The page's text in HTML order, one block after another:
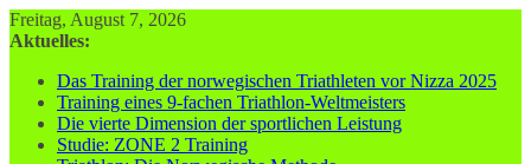
Zum
Inhalt
Freitag, August 7, 2026
Aktuelles:
Das Training der norwegischen Triathleten vor Nizza 2025
Training eines 9-fachen Triathlon-Weltmeisters
Die vierte Dimension der sportlichen Leistung
Studie: ZONE 2 Training